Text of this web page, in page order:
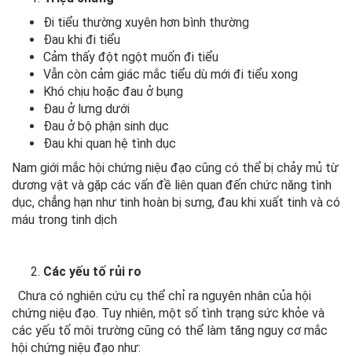
Đi tiểu thường xuyên hơn bình thường
Đau khi đi tiểu
Cảm thấy đột ngột muốn đi tiểu
Vẫn còn cảm giác mắc tiểu dù mới đi tiểu xong
Khó chịu hoặc đau ở bụng
Đau ở lưng dưới
Đau ở bộ phận sinh dục
Đau khi quan hệ tình dục
Nam giới mắc hội chứng niệu đạo cũng có thể bị chảy mủ từ
dương vật và gặp các vấn đề liên quan đến chức năng tình
dục, chẳng hạn như tinh hoàn bị sưng, đau khi xuất tinh và có
máu trong tinh dịch
Các yếu tố rủi ro
Chưa có nghiên cứu cụ thể chỉ ra nguyên nhân của hội
chứng niệu đạo. Tuy nhiên, một số tình trạng sức khỏe và
các yếu tố môi trường cũng có thể làm tăng nguy cơ mắc
hội chứng niệu đạo như: